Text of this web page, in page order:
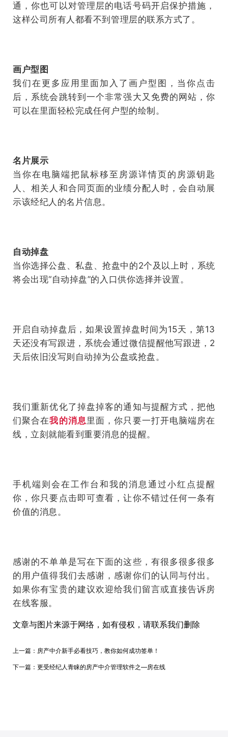
通，你也可以对管理层的电话号码开启保护措施，
这样公司所有人都看不到管理层的联系方式了。
画户型图
我们在更多应用里面加入了画户型图，当你点击
后，系统会跳转到一个非常强大又免费的网站，你
可以在里面轻松完成任何户型的绘制。
名片展示
当你在电脑端把鼠标移至房源详情页的房源钥匙
人、相关人和合同页面的业绩分配人时，会自动展
示该经纪人的名片信息。
自动掉盘
当你选择公盘、私盘、抢盘中的2个及以上时，系统
将会出现“自动掉盘”的入口供你选择并设置。
开启自动掉盘后，如果设置掉盘时间为15天，第13
天还没有写跟进，系统会通过微信提醒他写跟进，2
天后依旧没写则自动掉为公盘或抢盘。
我们重新优化了掉盘掉客的通知与提醒方式，把他
们聚合在我的消息里面，你只要一打开电脑端房在
线，立刻就能看到重要消息的提醒。
手机端则会在工作台和我的消息通过小红点提醒
你，你只要点击即可查看，让你不错过任何一条有
价值的消息。
感谢的不单单是写在下面的这些，有很多很多很多
的用户值得我们去感谢，感谢你们的认同与付出。
如果你有宝贵的建议欢迎给我们留言或直接告诉房
在线客服。
文章与图片来源于网络，如有侵权，请联系我们删除
上一篇： 房产中介新手必看技巧，教你如何成功签单！
下一篇： 更受经纪人青睐的房产中介管理软件之—房在线